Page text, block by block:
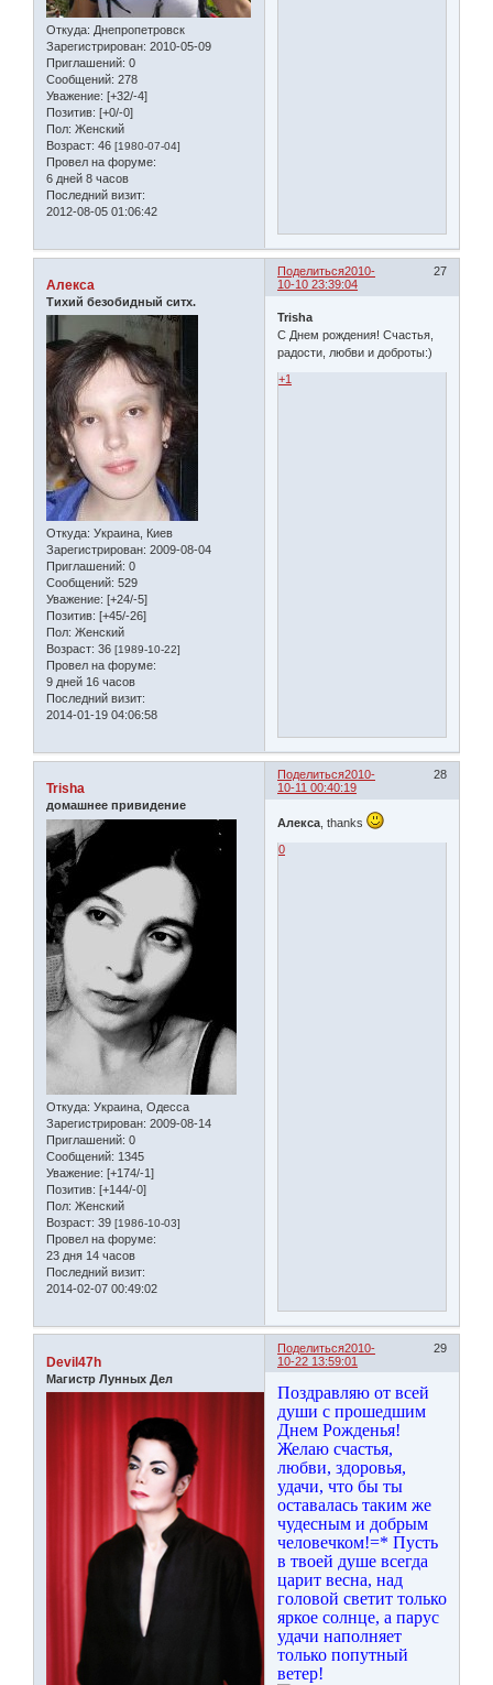
Откуда: Днепропетровск
Зарегистрирован: 2010-05-09
Приглашений: 0
Сообщений: 278
Уважение: [+32/-4]
Позитив: [+0/-0]
Пол: Женский
Возраст: 46 [1980-07-04]
Провел на форуме:
6 дней 8 часов
Последний визит:
2012-08-05 01:06:42
Поделиться 27
2010-
10-10 23:39:04
Алекса
Тихий безобидный ситх.
Откуда: Украина, Киев
Зарегистрирован: 2009-08-04
Приглашений: 0
Сообщений: 529
Уважение: [+24/-5]
Позитив: [+45/-26]
Пол: Женский
Возраст: 36 [1989-10-22]
Провел на форуме:
9 дней 16 часов
Последний визит:
2014-01-19 04:06:58
Trisha
С Днем рождения! Счастья,
радости, любви и доброты:)
+1
Поделиться 28
2010-
10-11 00:40:19
Trisha
домашнее привидение
Откуда: Украина, Одесса
Зарегистрирован: 2009-08-14
Приглашений: 0
Сообщений: 1345
Уважение: [+174/-1]
Позитив: [+144/-0]
Пол: Женский
Возраст: 39 [1986-10-03]
Провел на форуме:
23 дня 14 часов
Последний визит:
2014-02-07 00:49:02
Алекса , thanks
0
Поделиться 29
2010-
10-22 13:59:01
Devil47h
Магистр Лунных Дел
Поздравляю от всей
души с прошедшим
Днем Рожденья!
Желаю счастья,
любви, здоровья,
удачи, что бы ты
оставалась таким же
чудесным и добрым
человечком!=* Пусть
в твоей душе всегда
царит весна, над
головой светит только
яркое солнце, а парус
удачи наполняет
только попутный
ветер!